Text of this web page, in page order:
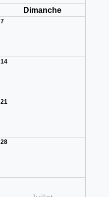
Dimanche
7
14
21
28